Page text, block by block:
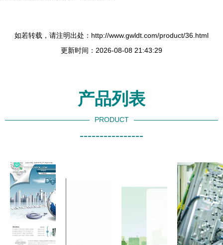
如若转载，请注明出处：http://www.gwldt.com/product/36.html
更新时间：2026-08-08 21:43:29
产品列表
PRODUCT
----------------